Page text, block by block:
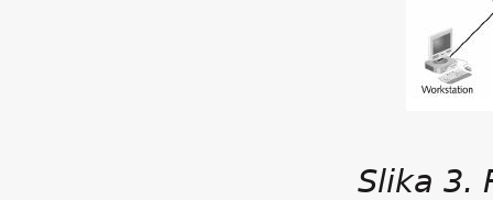
Slika 3.